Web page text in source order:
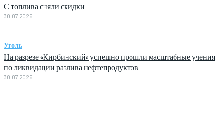
С топлива сняли скидки
30.07.2026
Уголь
На разрезе «Кирбинский» успешно прошли масштабные учения
по ликвидации разлива нефтепродуктов
30.07.2026